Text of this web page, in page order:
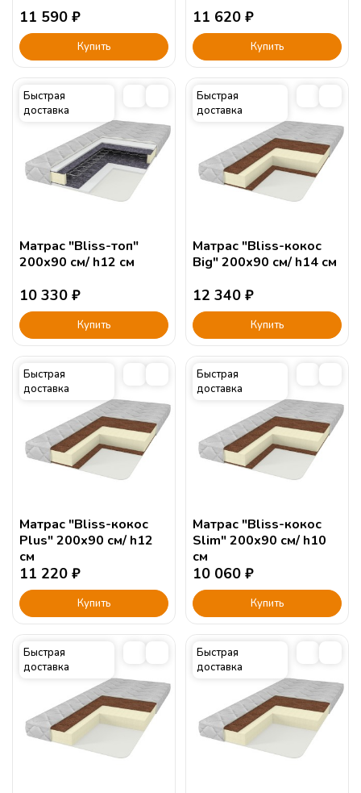
11 590 ₽
Купить
11 620 ₽
Купить
Быстрая
доставка
Матрас "Bliss-топ"
200х90 см/ h12 см
10 330 ₽
Купить
Быстрая
доставка
Матрас "Bliss-кокос
Big" 200х90 см/ h14 см
12 340 ₽
Купить
Быстрая
доставка
Матрас "Bliss-кокос
Plus" 200х90 см/ h12
см
11 220 ₽
Купить
Быстрая
доставка
Матрас "Bliss-кокос
Slim" 200х90 см/ h10
см
10 060 ₽
Купить
Быстрая
доставка
Быстрая
доставка